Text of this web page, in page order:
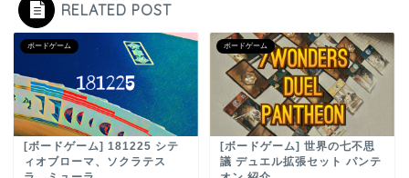
RELATED POST
ボードゲーム
[ボードゲーム] 181225 シテ
ィオブローマ、ソクラテス
ボードゲーム
[ボードゲーム] 世界の七不思
議 デュエル拡張セット パンテ